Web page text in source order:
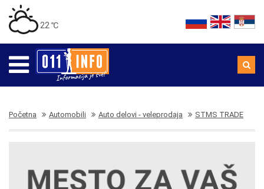
22 ℃
Početna Automobili Auto delovi - veleprodaja STMS TRADE